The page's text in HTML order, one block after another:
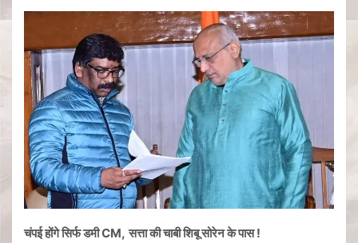
चंपई होंगे सिर्फ डमीCM, सत्ता की चाबी शिबू सोरेन के पास!